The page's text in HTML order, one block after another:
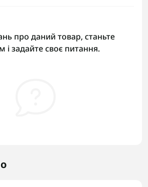
про даний товар, станьте
і задайте своє питання.